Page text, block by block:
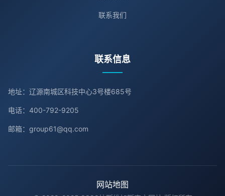
联系我们
联系信息
地址：辽源南城区科技中心3号楼685号
电话：400-792-9205
邮箱：group61@qq.com
网站地图